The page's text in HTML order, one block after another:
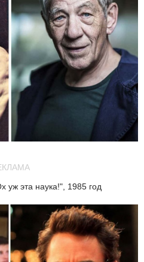
эта наука!", 1985 год